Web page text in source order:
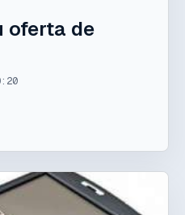
oferta de